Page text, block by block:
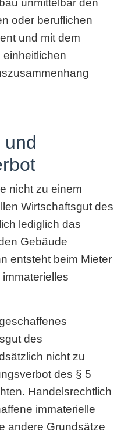
unmittelbar den
oder beruflichen
und mit dem
einheitlichen
und
nicht zu einem
Wirtschaftsgut des
lediglich das
Gebäude
entsteht beim Mieter
des
nicht zu
des § 5
Handelsrechtlich
immaterielle
andere Grundsätze